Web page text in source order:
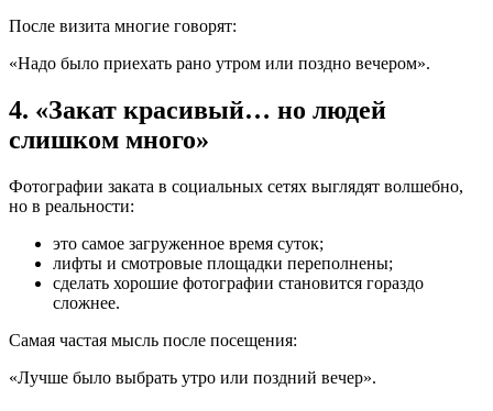
После визита многие говорят:
«Надо было приехать рано утром или поздно вечером».
4. «Закат красивый… но людей
слишком много»
Фотографии заката в социальных сетях выглядят волшебно,
но в реальности:
это самое загруженное время суток;
лифты и смотровые площадки переполнены;
сделать хорошие фотографии становится гораздо
сложнее.
Самая частая мысль после посещения:
«Лучше было выбрать утро или поздний вечер».